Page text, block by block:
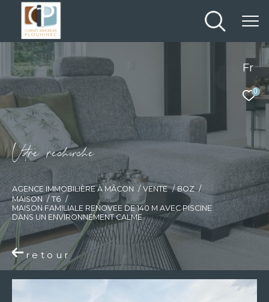
Fr
0
Vore recece
AGENCE IMMOBILIÈRE À MÂCON VENTE
BOZ
MAISON
T6
MAISON FAMILIALE RENOVEE DE 140 M AVEC PISCINE
DANS UN ENVIRONNEMENT CALME
retour